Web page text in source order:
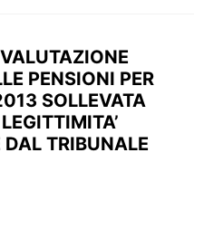
PENSIONI PER
SOLLEVATA
TRIBUNALE